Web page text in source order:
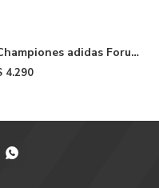
adidas Forum
de niño - White
4.290
